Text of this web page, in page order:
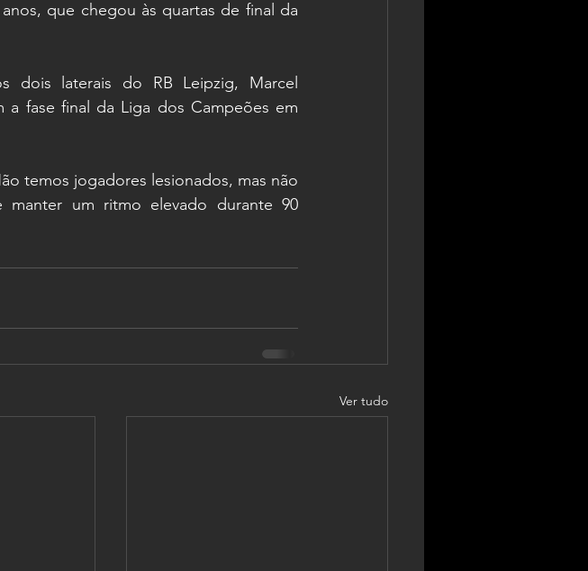
que chegou às quartas de final da
dois laterais do RB Leipzig, Marcel
a fase final da Liga dos Campeões em
temos jogadores lesionados, mas não
um ritmo elevado durante 90
Ver tudo